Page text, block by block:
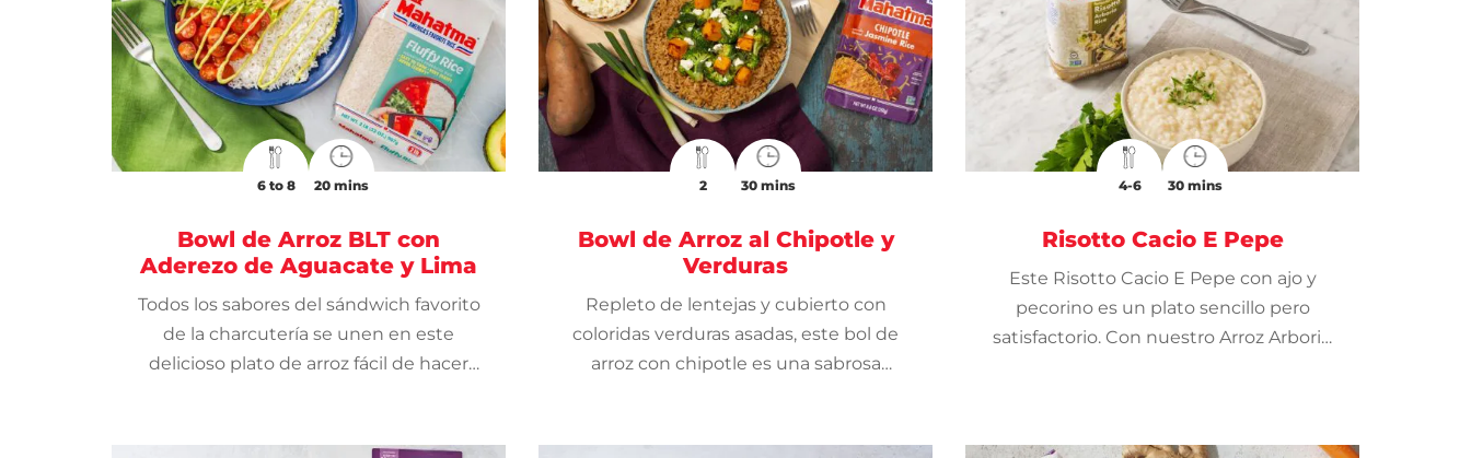
6 to 8 20 mins
Bowl de Arroz BLT con
Aderezo de Aguacate y Lima
Todos los sabores del sándwich favorito
de la charcutería se unen en este
delicioso plato de arroz fácil de hacer
2 30 mins
Bowl de Arroz al Chipotle y
Verduras
Repleto de lentejas y cubierto con
coloridas verduras asadas, este bol de
arroz con chipotle es una sabrosa
4-6 30 mins
Risotto Cacio E Pepe
Este Risotto Cacio E Pepe con ajo y
pecorino es un plato sencillo pero
satisfactorio. Con nuestro Arroz Arborio